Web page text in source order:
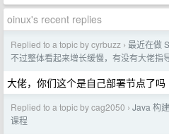
oinux's recent replies
Replied to a topic by cyrbuzz › 最近在做
不过整体看起来增长缓慢，有没有大佬指
大佬，你们这个是自己部署节点了吗
Replied to a topic by cag2050 › Java 构
课程